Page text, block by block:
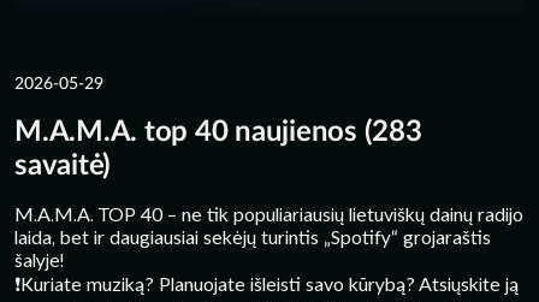
2026-05-29
M.A.M.A. top 40 naujienos (283
savaitė)
M.A.M.A. TOP 40 – ne tik populiariausių lietuviškų dainų radijo
laida, bet ir daugiausiai sekėjų turintis „Spotify“ grojaraštis
šalyje!
❗️Kuriate muziką? Planuojate išleisti savo kūrybą? Atsiųskite ją